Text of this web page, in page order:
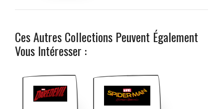
Ces Autres Collections Peuvent Également
Vous Intéresser :